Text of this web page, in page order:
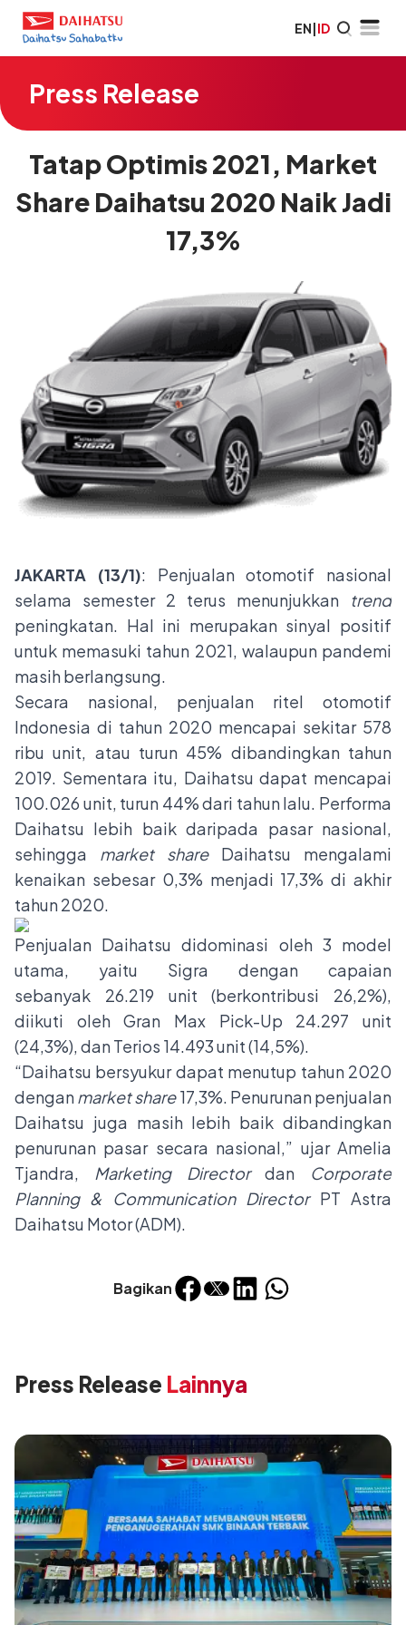
EN|ID
Press Release
Bagikan
Tatap Optimis 2021, Market
Share Daihatsu 2020 Naik Jadi
17,3%
JAKARTA (13/1): Penjualan otomotif nasional
selama semester 2 terus menunjukkan trend
peningkatan. Hal ini merupakan sinyal positif
untuk memasuki tahun 2021, walaupun pandemi
masih berlangsung.
Secara nasional, penjualan ritel otomotif
Indonesia di tahun 2020 mencapai sekitar 578
ribu unit, atau turun 45% dibandingkan tahun
2019. Sementara itu, Daihatsu dapat mencapai
100.026 unit, turun 44% dari tahun lalu. Performa
Daihatsu lebih baik daripada pasar nasional,
sehingga market shareDaihatsu mengalami
kenaikan sebesar 0,3% menjadi 17,3% di akhir
tahun 2020.
Penjualan Daihatsu didominasi oleh 3 model
utama, yaitu Sigra dengan capaian
sebanyak 26.219 unit (berkontribusi 26,2%),
diikuti oleh Gran Max Pick-Up 24.297 unit
(24,3%), dan Terios 14.493 unit (14,5%).
“Daihatsu bersyukur dapat menutup tahun 2020
denganmarket share17,3%. Penurunan penjualan
Daihatsu juga masih lebih baik dibandingkan
penurunan pasar secara nasional,” ujar Amelia
Tjandra, Marketing Directordan Corporate
Planning & Communication Director PT Astra
Daihatsu Motor (ADM).
Press Release Lainnya